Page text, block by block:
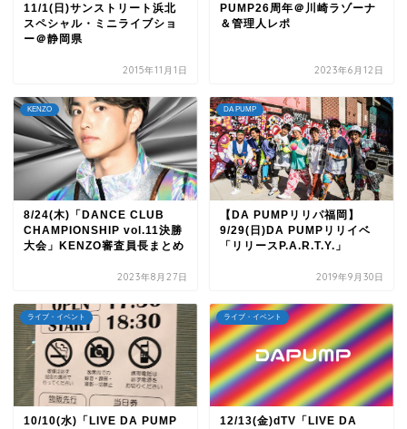
11/1(日)サンストリート浜北
スペシャル・ミニライブショ
ー＠静岡県
2015年11月1日
PUMP26周年＠川崎ラゾーナ
＆管理人レポ
2023年6月12日
KENZO
8/24(木)「DANCE CLUB
CHAMPIONSHIP vol.11決勝
大会」KENZO審査員長まとめ
2023年8月27日
DA PUMP
【DA PUMPリリパ福岡】
9/29(日)DA PUMPリリイベ
「リリースP.A.R.T.Y.」
2019年9月30日
ライブ・イベント
10/10(水)「LIVE DA PUMP
ライブ・イベント
12/13(金)dTV「LIVE DA